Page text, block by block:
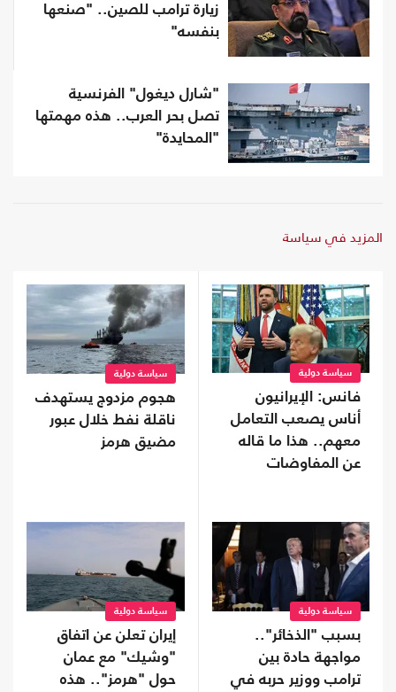
زيارة ترامب للصين.. "صنعها
بنفسه"
"شارل ديغول" الفرنسية
تصل بحر العرب.. هذه مهمتها
"المحايدة"
المزيد في سياسة
سياسة دولية
فانس: الإيرانيون
أناس يصعب التعامل
معهم.. هذا ما قاله
عن المفاوضات
سياسة دولية
هجوم مزدوج يستهدف
ناقلة نفط خلال عبور
مضيق هرمز
سياسة دولية
بسبب "الذخائر"..
مواجهة حادة بين
ترامب ووزير حربه في
سياسة دولية
إيران تعلن عن اتفاق
"وشيك" مع عمان
حول "هرمز".. هذه